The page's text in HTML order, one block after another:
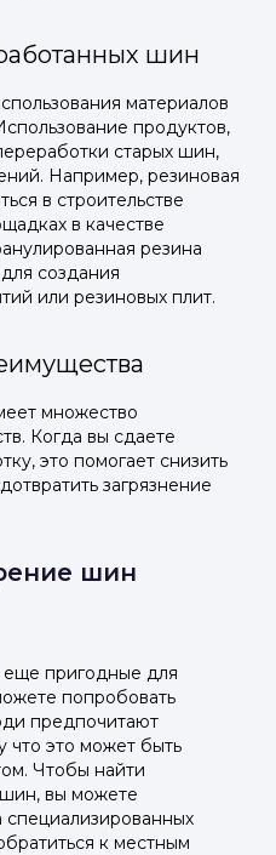
шин
материалов
продуктов,
старых шин,
Например, резиновая
в строительстве
в качестве
резина
создания
или резиновых плит.
множество
Когда вы сдаете
это помогает снизить
загрязнение
шин
еще пригодные для
попробовать
предпочитают
что это может быть
Чтобы найти
вы можете
специализированных
к местным